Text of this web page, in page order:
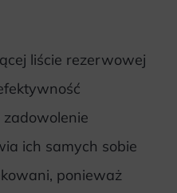
liście rezerwowej
ich samych sobie
ponieważ